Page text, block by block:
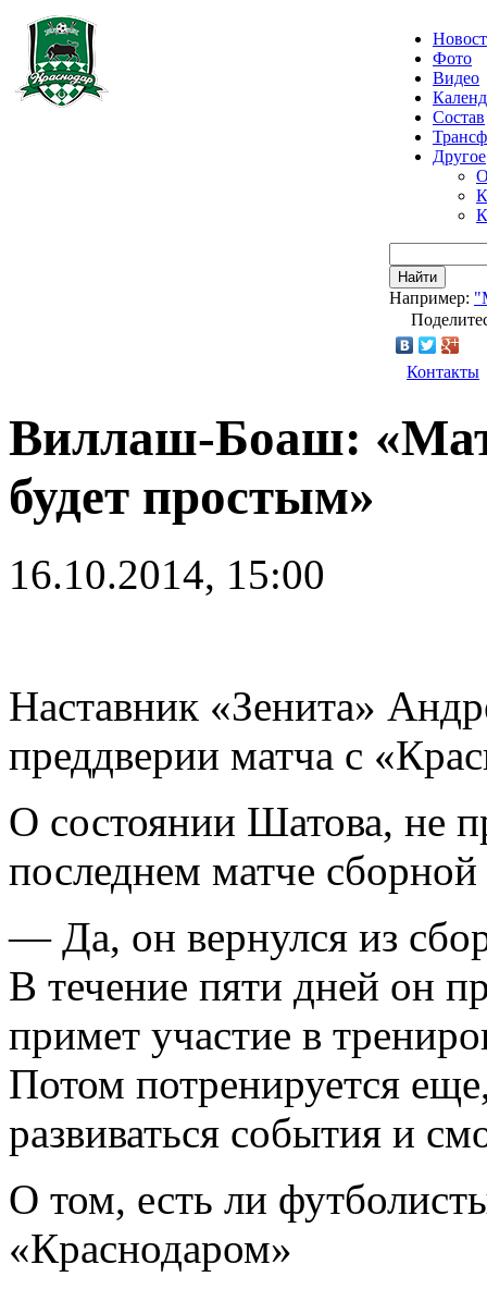
Фото
Видео
Состав
Другое
Найти
Например:
Контакты
Виллаш-Боаш:
будет простым»
16.10.2014, 15:00
Наставник «Зенита»
преддверии матча с
О состоянии Шатова, не
последнем матче сборной
— Да, он вернулся из
В течение пяти дней он
примет участие в
Потом потренируется
развиваться события и
О том, есть ли
«Краснодаром»